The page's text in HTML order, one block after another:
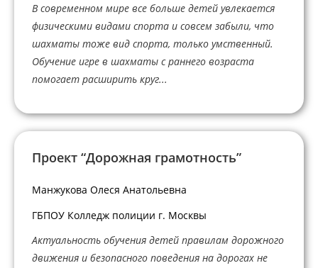
В современном мире все больше детей увлекается
физическими видами спорта и совсем забыли, что
шахматы тоже вид спорта, только умственный.
Обучение игре в шахматы с раннего возраста
помогает расширить круг...
Проект “Дорожная грамотность”
Манжукова Олеся Анатольевна
ГБПОУ Колледж полиции г. Москвы
Актуальность обучения детей правилам дорожного
движения и безопасного поведения на дорогах не